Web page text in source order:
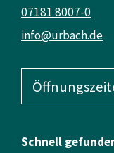
info@urbach.de
07181 8007-0
Schnell